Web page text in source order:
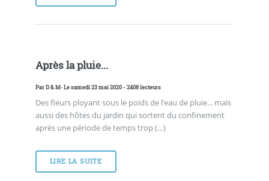
Après la pluie...
ParD & M- Le samedi 23 mai 2020 - 2408 lecteurs
Des fleurs ployant sous le poids de l’eau de pluie... mais
aussi des hôtes du jardin qui sortent du confinement
après une période de temps trop (…)
LIRE LA SUITE